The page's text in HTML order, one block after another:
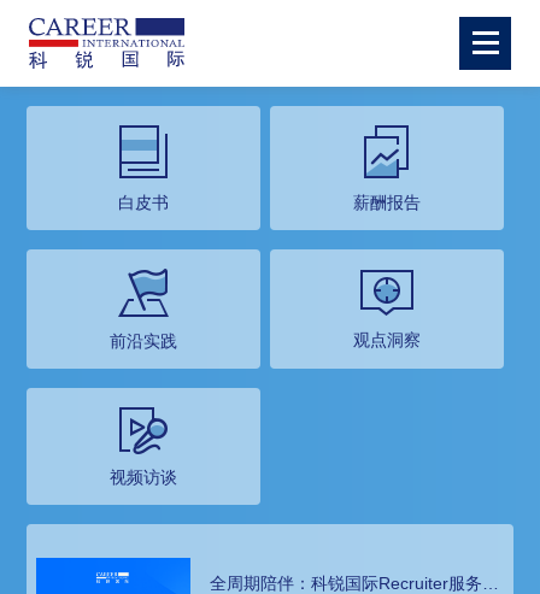
白皮书 薪酬报告
前沿实践 观点洞察
视频访谈
全周期陪伴：科锐国际Recruiter服务助